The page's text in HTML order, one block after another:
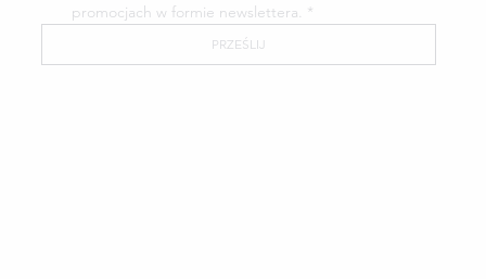
promocjach w formie newslettera. *
PRZEŚLIJ